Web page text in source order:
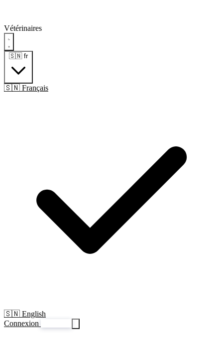
Vétérinaires
🇸🇳 fr
🇸🇳 Français
🇸🇳 English
Connexion